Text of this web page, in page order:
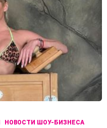
НОВОСТИ ШОУ-БИЗНЕСА